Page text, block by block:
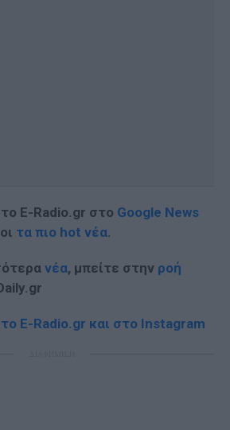
E-Radio.gr στο Google News
τα πιο hot νέα.
νέα, μπείτε στην ροή
E-Radio.gr και στο Instagram